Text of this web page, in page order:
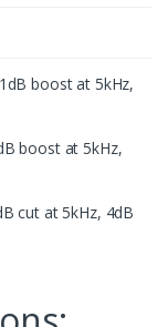
boost at 5kHz,
boost at 5kHz,
cut at 5kHz, 4dB